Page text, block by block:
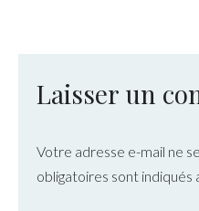
Laisser un
Votre adresse e-mail ne
obligatoires sont indiqués